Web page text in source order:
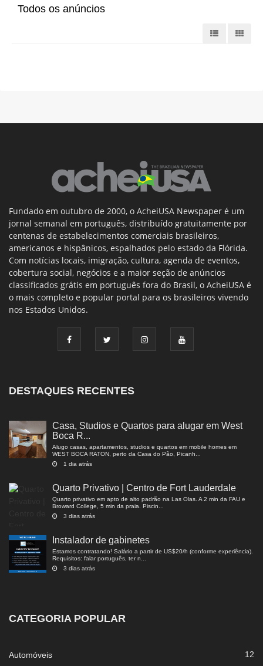
Todos os anúncios
Fundado em outubro de 2000, o AcheiUSA Newspaper é um
jornal semanal em português, distribuído gratuitamente por
centenas de estabelecimentos comerciais brasileiros,
americanos e hispânicos, espalhados pelo estado da Flórida.
Com notícias locais, imigração, cultura, agenda de eventos,
cobertura social, negócios e a maior seção de anúncios
classificados grátis em português fora do Brasil, o AcheiUSA é
o mais completo e popular portal para os brasileiros vivendo
nos Estados Unidos.
DESTAQUES RECENTES
Casa, Studios e Quartos para alugar em West
Boca R...
Alugo casas, apartamentos, studios e quartos em mobile homes em
WEST BOCA RATON, perto da Casa do Pão, Picanh...
1 dia atrás
Quarto Privativo | Centro de Fort Lauderdale
Quarto privativo em apto de alto padrão na Las Olas. A 2 min da FAU e
Broward College, 5 min da praia. Piscin...
3 dias atrás
Instalador de gabinetes
Estamos contratando! Salário a partir de US$20/h (conforme experiência).
Requisitos: falar português, ter n...
3 dias atrás
CATEGORIA POPULAR
Automóveis 12